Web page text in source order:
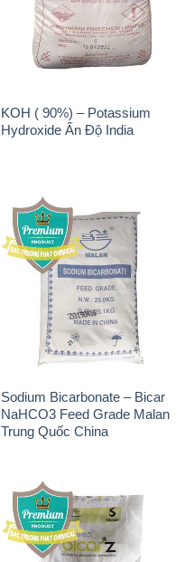
KOH ( 90%) – Potassium
Hydroxide Ấn Độ India
Sodium Bicarbonate – Bicar
NaHCO3 Feed Grade Malan
Trung Quốc China